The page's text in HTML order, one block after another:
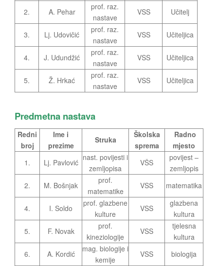
2. A. Pehar
prof. raz.
nastave
VSS Učitelj
3. Lj. Udovičić
prof. raz.
nastave
VSS Učiteljica
4. J. Udundžić
prof. raz.
nastave
VSS Učiteljica
5. Ž. Hrkać
prof. raz.
nastave
VSS Učiteljica
Predmetna nastava
Redni
broj
Ime i
prezime
Struka
Školska
sprema
Radno
mjesto
1.
Lj. Pavlović
nast. povijesti i
zemljopisa
VŠS
povijest –
zemljopis
2.
M. Bošnjak
prof.
matematike
VSS matematika
4. I. Soldo
prof. glazbene
kulture
VSS
glazbena
kultura
5.
F. Novak
prof.
kineziologije
VSS
tjelesna
kultura
6.
A. Kordić
mag. biologije i
kemije
VSS biologija